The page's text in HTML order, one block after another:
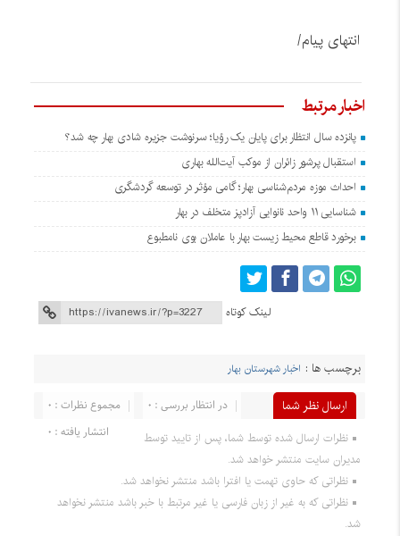
انتهای پیام/
اخبار مرتبط
پانزده سال انتظار برای پایان یک رؤیا؛ سرنوشت جزیره شادی بهار چه شد؟
استقبال پرشور زائران از موکب آیت‌الله بهاری
احداث موزه مردم‌شناسی بهار؛ گامی مؤثر در توسعه گردشگری
شناسایی ۱۱ واحد نانوایی آزادپز متخلف در بهار
برخورد قاطع محیط زیست بهار با عاملان بوی نامطبوع
لینک کوتاه
برچسب ها : اخبار شهرستان بهار
ارسال نظر شما مجموع نظرات : 0
در انتظار بررسی : 0
انتشار یافته : 0
نظرات ارسال شده توسط شما، پس از تایید توسط
مدیران سایت منتشر خواهد شد.
نظراتی که حاوی تهمت یا افترا باشد منتشر نخواهد شد.
نظراتی که به غیر از زبان فارسی یا غیر مرتبط با خبر باشد منتشر نخواهد
شد.